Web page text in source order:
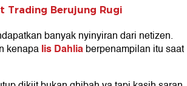
Trading Berujung Rugi
banyak nyinyiran dari netizen.
kenapaIis Dahliaberpenampilan itu saat